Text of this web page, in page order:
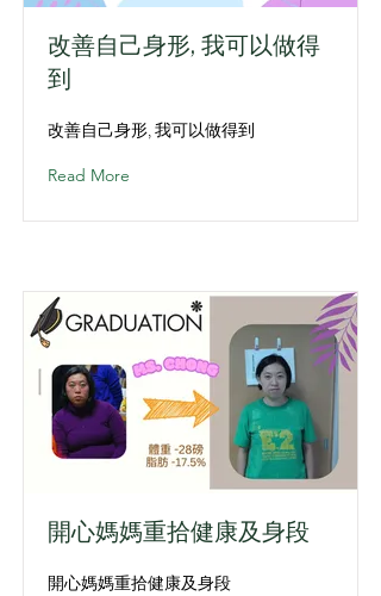
改善自己身形, 我可以做得
到
改善自己身形, 我可以做得到
Read More
開心媽媽重拾健康及身段
開心媽媽重拾健康及身段